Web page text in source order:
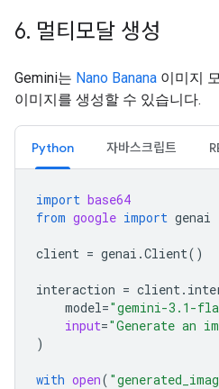
6. 멀티모달 생성
Gemini는 Nano Banana 이미지
이미지를 생성할 수 있습니다.
Python 자바스크립트
import base64
from google import genai
client = genai .Client()
interaction = client.
model="gemini-3.1-
input="Generate an
)
with open(